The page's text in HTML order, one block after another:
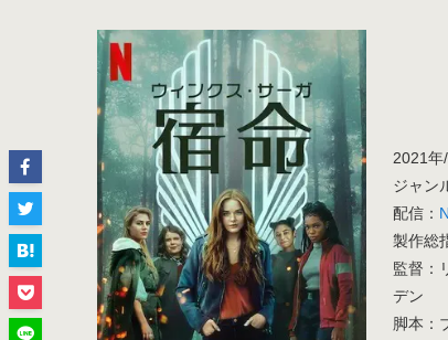
2021年
ジャン
配信：
製作総
監督：
デン
脚本：